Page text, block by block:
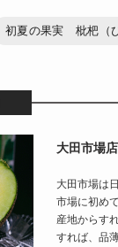
初夏の果実 枇杷（
大田市場店
大田市場は
市場に初め
産地からす
すれば、品